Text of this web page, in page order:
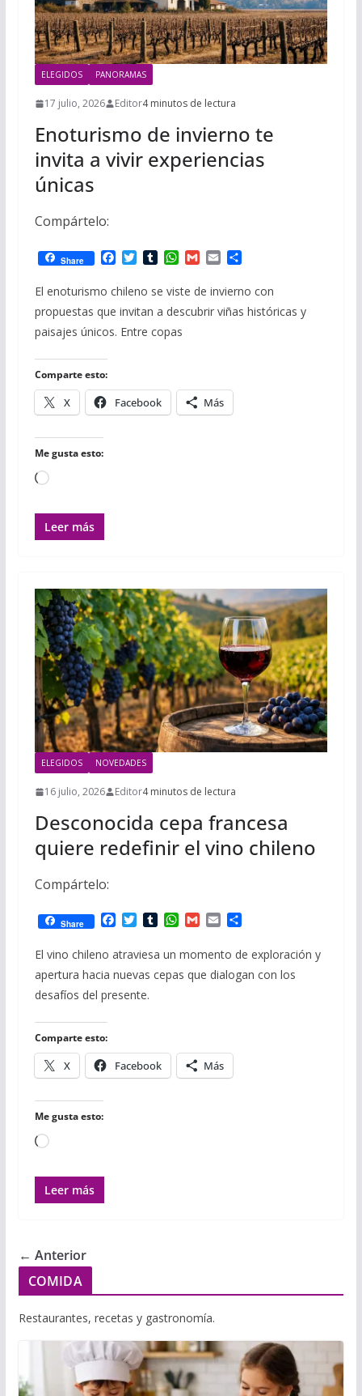
ELEGIDOS PANORAMAS
17 julio, 2026 Editor4 minutos de lectura
Enoturismo de invierno te
invita a vivir experiencias
únicas
Compártelo:
Share
F
c
e
b
o
T
i
t
t
e
T
m
b
l
r
W
a
t
s
A
G
a
i
l
E
a
i
l
C
m
p
a
El enoturismo chileno se viste de invierno con
propuestas que invitan a descubrir viñas históricas y
paisajes únicos. Entre copas
Comparte esto:
X Facebook Más
Me gusta esto:
Cargando...
Leer más
ELEGIDOS NOVEDADES
16 julio, 2026 Editor4 minutos de lectura
Desconocida cepa francesa
quiere redefinir el vino chileno
Compártelo:
Share
F
c
e
b
o
T
i
t
t
e
T
m
b
l
W
a
t
s
G
a
i
l
E
a
i
l
C
m
p
a
El vino chileno atraviesa un momento de exploración y
apertura hacia nuevas cepas que dialogan con los
desafíos del presente.
Comparte esto:
X Facebook Más
Me gusta esto:
Cargando...
Leer más
← Anterior
COMIDA
Restaurantes, recetas y gastronomía.